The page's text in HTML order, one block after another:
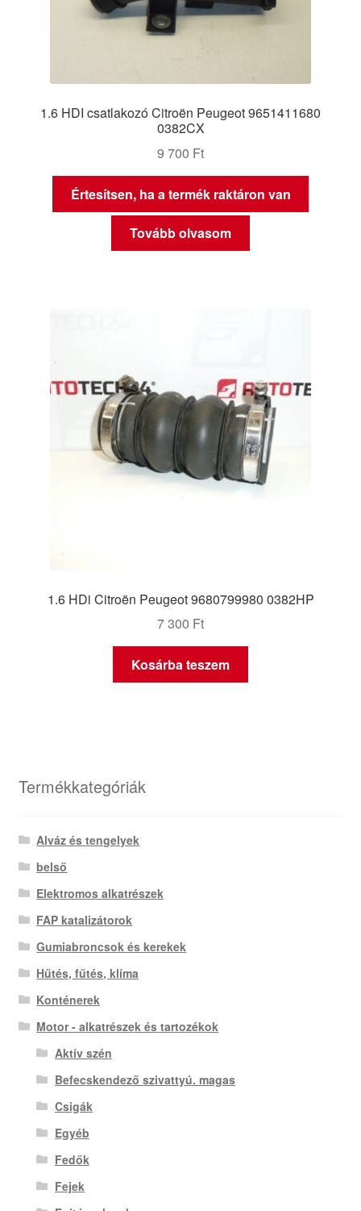
1.6 HDI csatlakozó Citroën Peugeot 9651411680
0382CX
9 700 Ft
Értesítsen, ha a termék raktáron van
Tovább olvasom
1.6 HDi Citroën Peugeot 9680799980 0382HP
7 300 Ft
Kosárba teszem
Termékkategóriák
Alváz és tengelyek
belső
Elektromos alkatrészek
FAP katalizátorok
Gumiabroncsok és kerekek
Hűtés, fűtés, klíma
Konténerek
Motor - alkatrészek és tartozékok
Aktív szén
Befecskendező szivattyú. magas
Csigák
Egyéb
Fedők
Fejek